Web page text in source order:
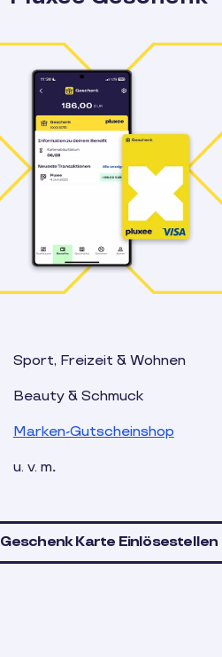
Sport, Freizeit & Wohnen
Beauty & Schmuck
Marken-Gutscheinshop
u. v. m.
Geschenk Karte Einlösestellen